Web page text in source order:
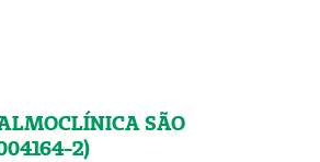
SÃO
2)